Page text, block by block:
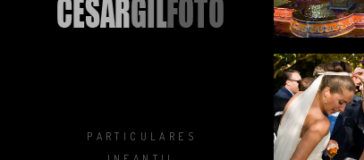
P A R T I C U L A R E S